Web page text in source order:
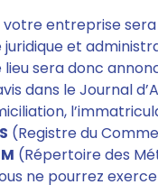
votre entreprise
juridique et
lieu sera donc
dans le Journal
(Registre du
(Répertoire des
ne pourrez